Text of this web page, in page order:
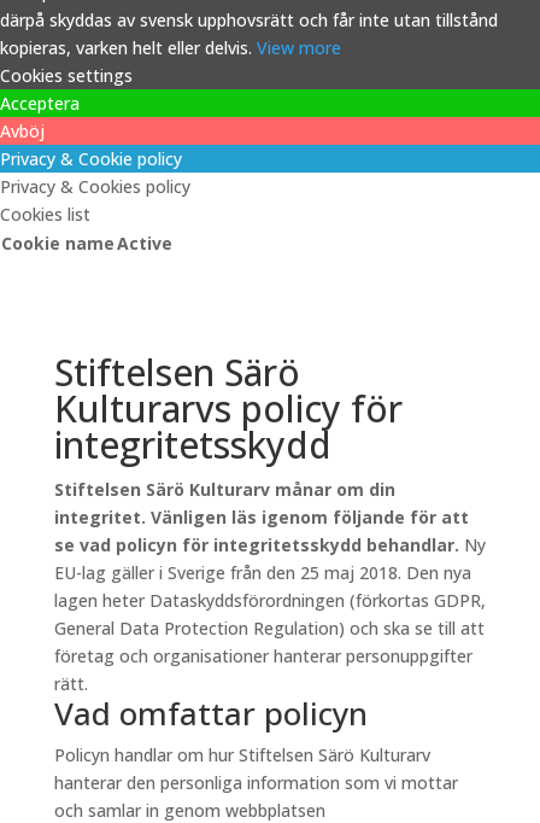
därpå skyddas av svensk upphovsrätt och får inte utan tillstånd
kopieras, varken helt eller delvis. View more
Cookies settings
Acceptera
Avböj
Privacy & Cookie policy
Privacy & Cookies policy
Cookies list
Cookie nameActive
Stiftelsen Särö
Kulturarvs policy för
integritetsskydd
Stiftelsen Särö Kulturarv månar om din
integritet. Vänligen läs igenom följande för att
se vad policyn för integritetsskydd behandlar. Ny
EU-lag gäller i Sverige från den 25 maj 2018. Den nya
lagen heter Dataskyddsförordningen (förkortas GDPR,
General Data Protection Regulation) och ska se till att
företag och organisationer hanterar personuppgifter
rätt.
Vad omfattar policyn
Policyn handlar om hur Stiftelsen Särö Kulturarv
hanterar den personliga information som vi mottar
och samlar in genom webbplatsen